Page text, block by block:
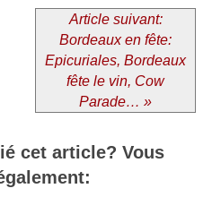
Article suivant:
Bordeaux en fête:
Epicuriales, Bordeaux
fête le vin, Cow
Parade… »
cet article? Vous